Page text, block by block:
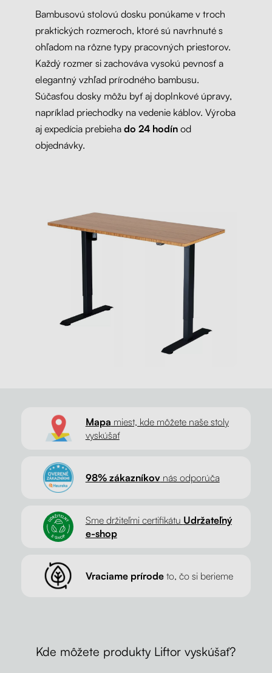
Bambusovú stolovú dosku ponúkame v troch
praktických rozmeroch, ktoré sú navrhnuté s
ohľadom na rôzne typy pracovných priestorov.
Každý rozmer si zachováva vysokú pevnosť a
elegantný vzhľad prírodného bambusu.
Súčasťou dosky môžu byť aj doplnkové úpravy,
napríklad priechodky na vedenie káblov. Výroba
aj expedícia prebieha do 24 hodínod
objednávky.
Mapa miest, kde môžete naše stoly
vyskúšať
98% zákazníkovnás odporúča
Sme držiteľmi certifikátu Udržateľný
e-shop
Vraciame prírodeto, čo si berieme
Kde môžete produkty Liftor vyskúšať?